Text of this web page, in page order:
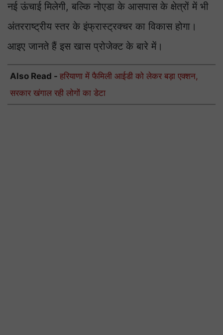
नई ऊंचाई मिलेगी, बल्कि नोएडा के आसपास के क्षेत्रों में भी
अंतरराष्ट्रीय स्तर के इंफ्रास्ट्रक्चर का विकास होगा।
आइए जानते हैं इस खास प्रोजेक्ट के बारे में।
Also Read - हरियाणा में फैमिली आईडी को लेकर बड़ा एक्शन,
सरकार खंगाल रही लोगों का डेटा